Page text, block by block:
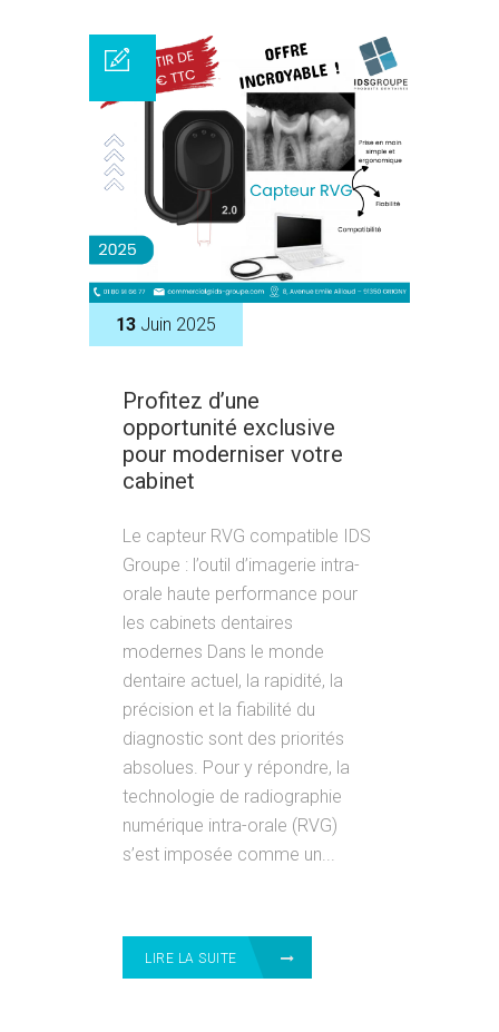
13 Juin 2025
Profitez d’une
opportunité exclusive
pour moderniser votre
cabinet
Le capteur RVG compatible IDS
Groupe : l’outil d’imagerie intra-
orale haute performance pour
les cabinets dentaires
modernes Dans le monde
dentaire actuel, la rapidité, la
précision et la fiabilité du
diagnostic sont des priorités
absolues. Pour y répondre, la
technologie de radiographie
numérique intra-orale (RVG)
s’est imposée comme un...
LIRE LA SUITE